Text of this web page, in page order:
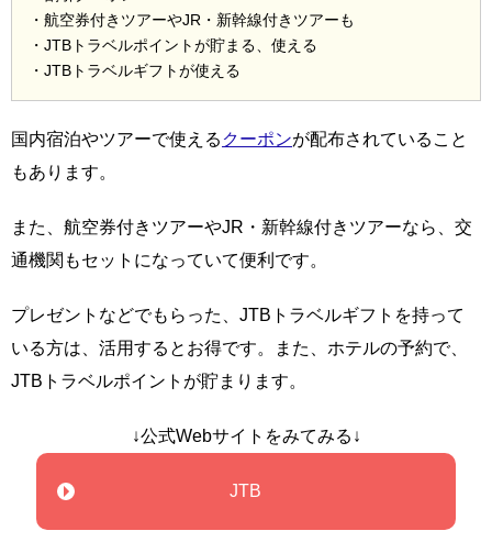
・航空券付きツアーやJR・新幹線付きツアーも
・JTBトラベルポイントが貯まる、使える
・JTBトラベルギフトが使える
国内宿泊やツアーで使える クーポンが配布されていること
もあります。
また、航空券付きツアーやJR・新幹線付きツアーなら、交
通機関もセットになっていて便利です。
プレゼントなどでもらった、JTBトラベルギフトを持って
いる方は、活用するとお得です。また、ホテルの予約で、
JTBトラベルポイントが貯まります。
↓公式Webサイトをみてみる↓
JTB